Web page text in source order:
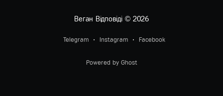
Веган Відповіді© 2026
Telegram Instagram Facebook
Powered by Ghost